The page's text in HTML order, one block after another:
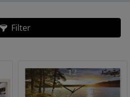
Filter